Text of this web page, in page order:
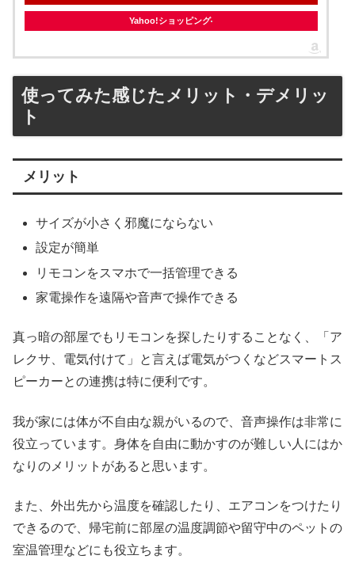
Yahoo!ショッピング
使ってみた感じたメリット・デメリッ
ト
メリット
サイズが小さく邪魔にならない
設定が簡単
リモコンをスマホで一括管理できる
家電操作を遠隔や音声で操作できる
真っ暗の部屋でもリモコンを探したりすることなく、「ア
レクサ、電気付けて」と言えば電気がつくなどスマートス
ピーカーとの連携は特に便利です。
我が家には体が不自由な親がいるので、音声操作は非常に
役立っています。身体を自由に動かすのが難しい人にはか
なりのメリットがあると思います。
また、外出先から温度を確認したり、エアコンをつけたり
できるので、帰宅前に部屋の温度調節や留守中のペットの
室温管理などにも役立ちます。